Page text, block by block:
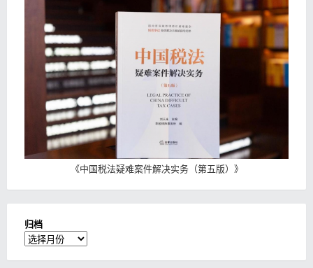
《中国税法疑难案件解决实务（第五版） 》
归档
归
档